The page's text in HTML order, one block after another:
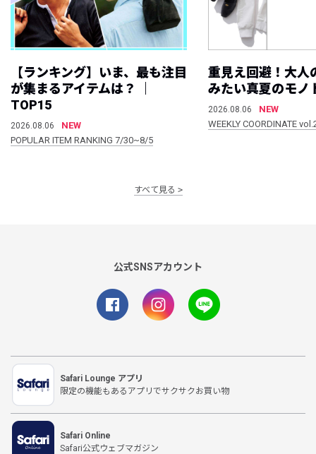
【ランキング】いま、最も注目
が集まるアイテムは？ ｜
TOP15
2026.08.06
NEW
POPULAR ITEM RANKING 7/30~8/5
重見え回避！大人
みたい真夏のモノ
2026.08.06
NEW
WEEKLY COORDINATE
すべて見る
公式SNSアカウント
Safari Lounge アプリ
限定の機能もあるアプリでサクサクお買い物
Safari Online
Safari公式ウェブマガジン